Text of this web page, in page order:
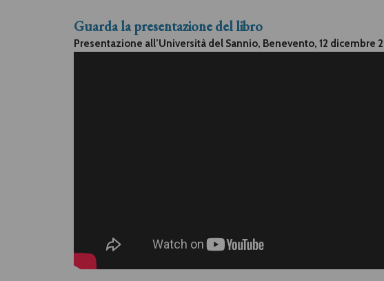
Guarda la presentazione del libro
Presentazione all’Università del Sannio, Benevento, 12 dicembre